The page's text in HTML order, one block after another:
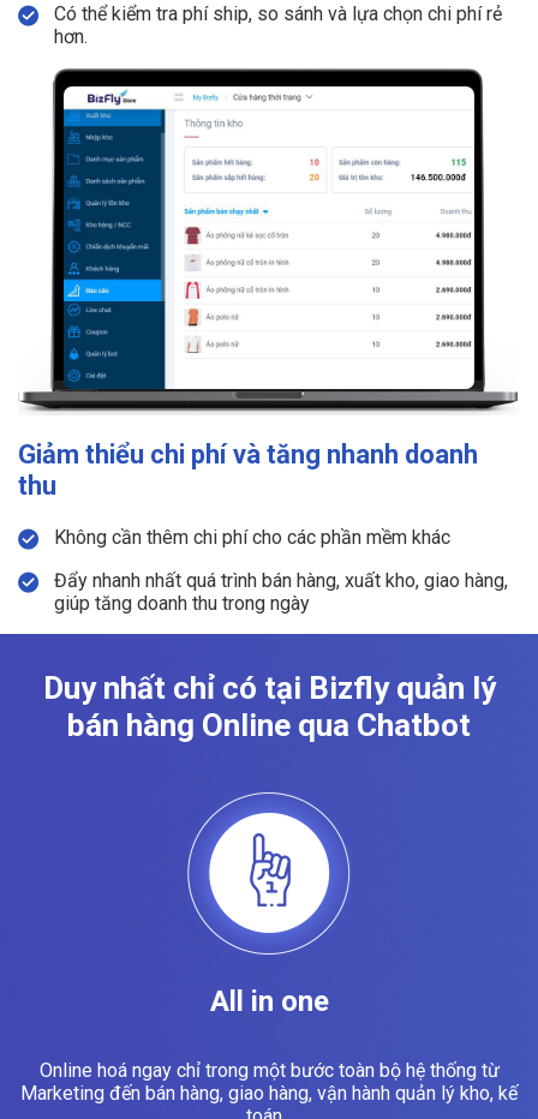
Có thể kiểm tra phí ship, so sánh và lựa chọn chi phí rẻ
hơn.
Giảm thiểu chi phí và tăng nhanh doanh
thu
Không cần thêm chi phí cho các phần mềm khác
Đẩy nhanh nhất quá trình bán hàng, xuất kho, giao hàng,
giúp tăng doanh thu trong ngày
Duy nhất chỉ có tại Bizfly quản lý
bán hàng Online qua Chatbot
All in one
Online hoá ngay chỉ trong một bước toàn bộ hệ thống từ
Marketing đến bán hàng, giao hàng, vận hành quản lý kho, kế